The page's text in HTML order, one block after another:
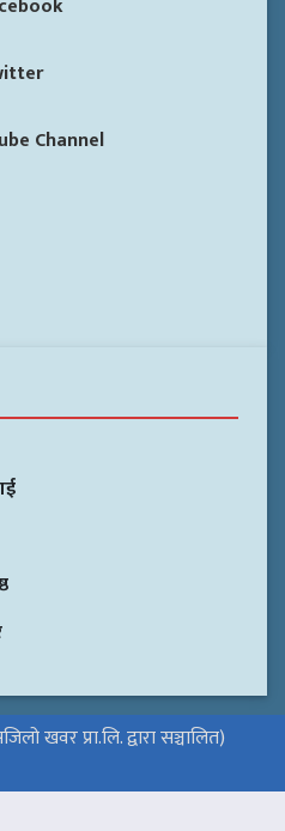
Channel
खवर प्रा.लि. द्वारा सञ्चालित)